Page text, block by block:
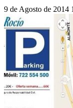
9 de Agosto de 2014